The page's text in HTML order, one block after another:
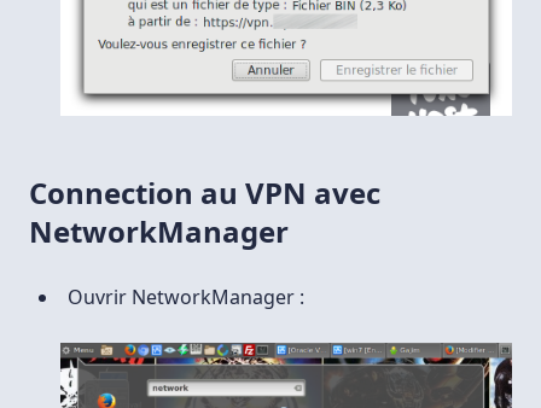
Connection au VPN avec
NetworkManager
Ouvrir NetworkManager :